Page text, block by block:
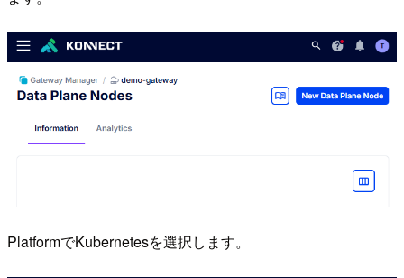
PlatformでKubernetesを選択します。